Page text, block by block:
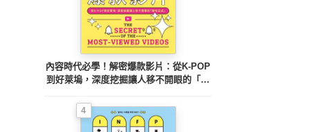
內容時代必學！解密爆款影片：從K-POP
到好萊塢，深度挖掘讓人移不開眼的「趣
4